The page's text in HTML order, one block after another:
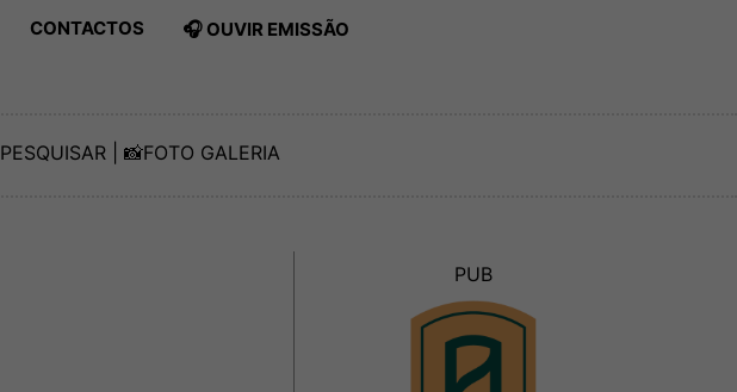
CONTACTOS 🎧 OUVIR EMISSÃO
PESQUISAR | 📸FOTO GALERIA
PUB